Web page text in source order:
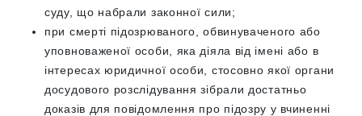
суду, що набрали законної сили;
при смерті підозрюваного, обвинуваченого або
уповноваженої особи, яка діяла від імені або в
інтересах юридичної особи, стосовно якої органи
досудового розслідування зібрали достатньо
доказів для повідомлення про підозру у вчиненні